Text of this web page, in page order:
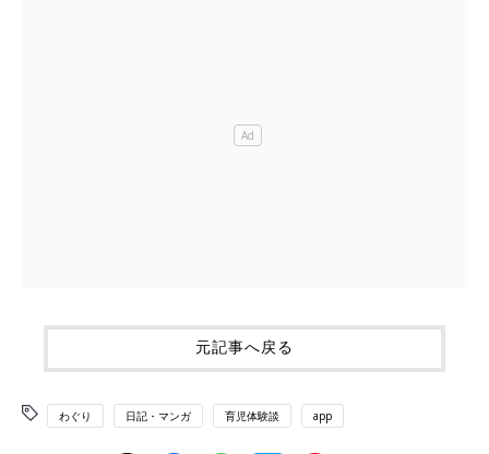
元記事へ戻る
わぐり 日記・マンガ 育児体験談 app